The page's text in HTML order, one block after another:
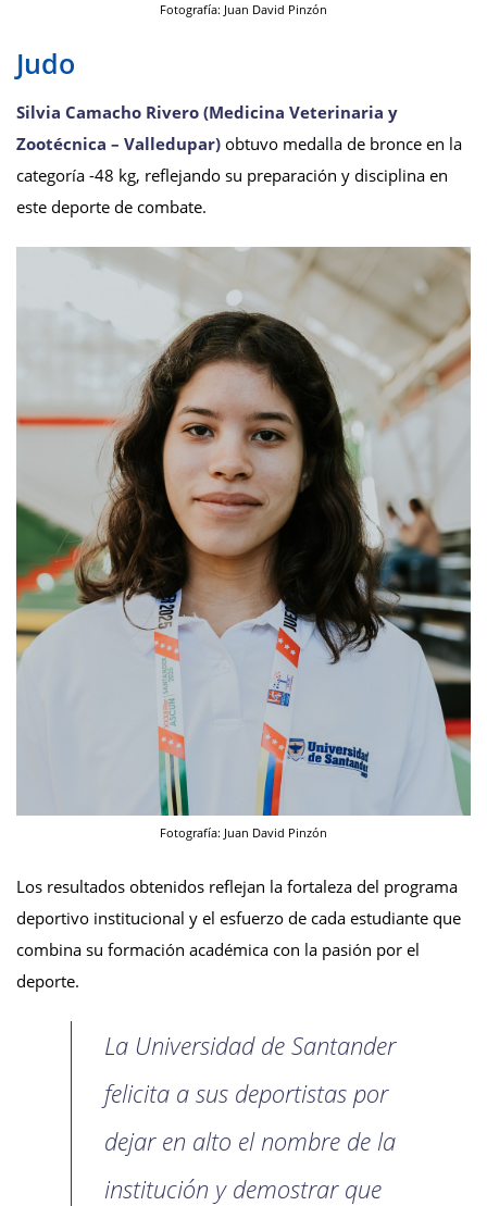
Fotografía: Juan David Pinzón
Judo
Silvia Camacho Rivero (Medicina Veterinaria y
Zootécnica – Valledupar) obtuvo medalla de bronce en la
categoría -48 kg, reflejando su preparación y disciplina en
este deporte de combate.
Fotografía: Juan David Pinzón
Los resultados obtenidos reflejan la fortaleza del programa
deportivo institucional y el esfuerzo de cada estudiante que
combina su formación académica con la pasión por el
deporte.
La Universidad de Santander
felicita a sus deportistas por
dejar en alto el nombre de la
institución y demostrar que